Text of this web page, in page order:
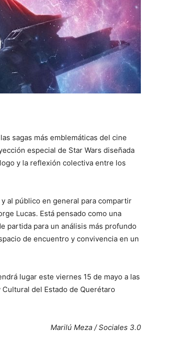
sagas más emblemáticas del cine
especial de Star Wars diseñada
y la reflexión colectiva entre los
al público en general para compartir
Lucas. Está pensado como una
partida para un análisis más profundo
de encuentro y convivencia en un
lugar este viernes 15 de mayo a las
del Estado de Querétaro
Marilú Meza / Sociales 3.0